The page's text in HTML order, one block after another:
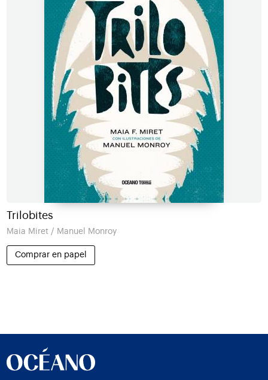
Trilobites
Maia Miret / Manuel Monroy
Comprar en papel